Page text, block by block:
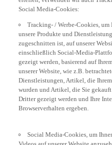
Social Media-Cookies:
unsere Produkte und
zugeschnitten ist, auf unserer
einschließlich Social-Media-
unserer Website, wie z.B.
Dienstleistungen, Artikel, die
wurden und Artikel, die Sie
Dritter gezeigt werden und Ihre
Browserverhalten ergeben.
Videos auf unserer Website